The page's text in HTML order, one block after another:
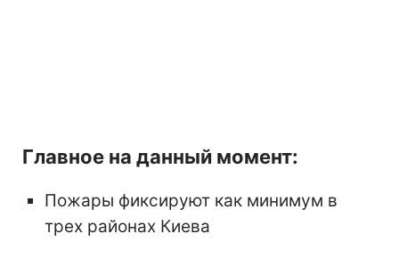
Главное на данный момент:
Пожары фиксируют как минимум в
трех районах Киева